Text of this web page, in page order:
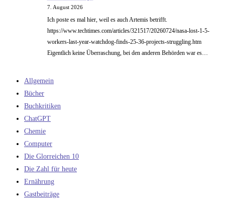
7. August 2026
Ich poste es mal hier, weil es auch Artemis betrifft.
https://www.techtimes.com/articles/321517/20260724/nasa-lost-1-5-
workers-last-year-watchdog-finds-25-36-projects-struggling.htm
Eigentlich keine Überraschung, bei den anderen Behörden war es…
Allgemein
Bücher
Buchkritiken
ChatGPT
Chemie
Computer
Die Glorreichen 10
Die Zahl für heute
Ernährung
Gastbeiträge